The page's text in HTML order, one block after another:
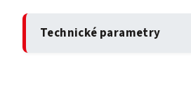
Technické parametry